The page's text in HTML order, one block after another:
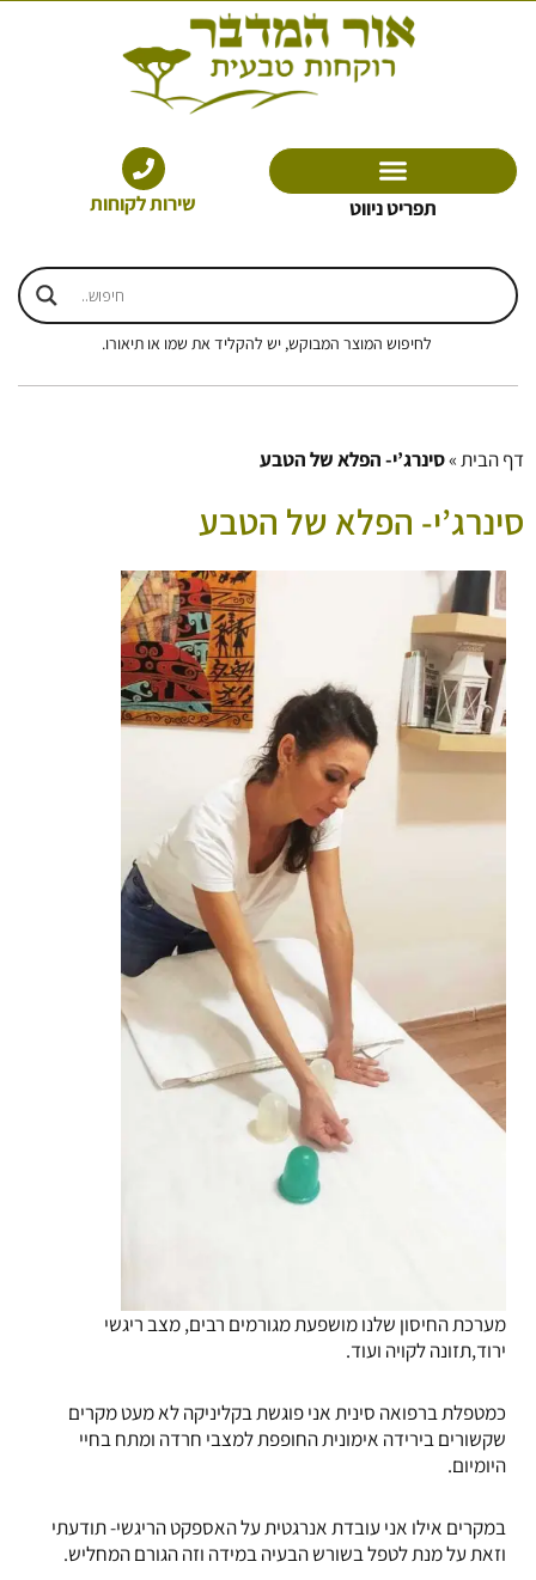
תפריט ניווט שירות לקוחות
לחיפוש המוצר המבוקש, יש להקליד את שמו או תיאורו.
דף הבית»סינרג’י- הפלא של הטבע
סינרג’י- הפלא של הטבע
מערכת החיסון שלנו מושפעת מגורמים רבים, מצב ריגשי
ירוד,תזונה לקויה ועוד.
כמטפלת ברפואה סינית אני פוגשת בקליניקה לא מעט מקרים
שקשורים בירידה אימונית החופפת למצבי חרדה ומתח בחיי
היומיום.
במקרים אילו אני עובדת אנרגטית על האספקט הריגשי- תודעתי
וזאת על מנת לטפל בשורש הבעיה במידה וזה הגורם המחליש.